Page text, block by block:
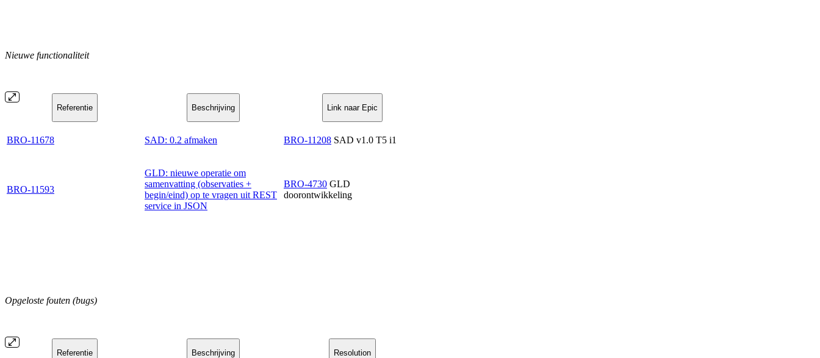
Nieuwe functionaliteit
Referentie Beschrijving Link naar Epic
BRO-11678 SAD: 0.2 afmaken BRO-11208 SAD v1.0 T5 i1
BRO-11593
GLD: nieuwe operatie om
samenvatting (observaties +
begin/eind) op te vragen uit REST
service in JSON
BRO-4730 GLD
doorontwikkeling
Opgeloste fouten (bugs)
Referentie Beschrijving Resolution